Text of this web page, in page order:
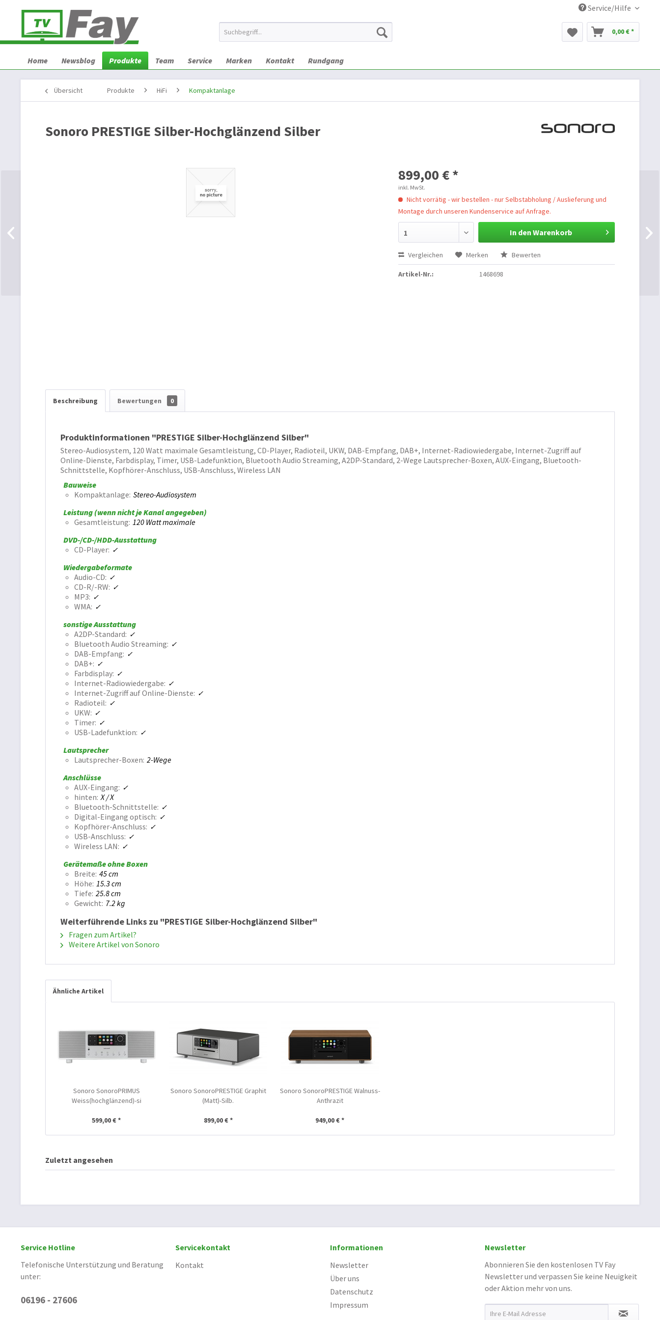
Service/Hilfe
0,00 € *
Home Newsblog Produkte Team Service Marken Kontakt Rundgang
Übersicht Produkte HiFi Kompaktanlage
Sonoro PRESTIGE Silber-Hochglänzend Silber
899,00 € *
inkl. MwSt.
Nicht vorrätig - wir bestellen - nur Selbstabholung / Auslieferung und
Montage durch unseren Kundenservice auf Anfrage.
1 In den Warenkorb
Vergleichen Merken Bewerten
Artikel-Nr.: 1468698
Beschreibung Bewertungen 0
Produktinformationen "PRESTIGE Silber-Hochglänzend Silber"
Stereo-Audiosystem, 120 Watt maximale Gesamtleistung, CD-Player, Radioteil, UKW, DAB-Empfang, DAB+, Internet-Radiowiedergabe, Internet-Zugriff auf
Online-Dienste, Farbdisplay, Timer, USB-Ladefunktion, Bluetooth Audio Streaming, A2DP-Standard, 2-Wege Lautsprecher-Boxen, AUX-Eingang, Bluetooth-
Schnittstelle, Kopfhörer-Anschluss, USB-Anschluss, Wireless LAN
Bauweise
Kompaktanlage Stereo-Audiosystem
Leistung (wenn nicht je Kanal angegeben)
Gesamtleistung 120 Watt maximale
DVD-/CD-/HDD-Ausstattung
CD-Player
Wiedergabeformate
Audio-CD
CD-R/-RW
MP3
WMA
sonstige Ausstattung
A2DP-Standard
Bluetooth Audio Streaming
DAB-Empfang
DAB+
Farbdisplay
Internet-Radiowiedergabe
Internet-Zugriff auf Online-Dienste
Radioteil
UKW
Timer
USB-Ladefunktion
Lautsprecher
Lautsprecher-Boxen 2-Wege
Anschlüsse
AUX-Eingang
hinten X / X
Bluetooth-Schnittstelle
Digital-Eingang optisch
Kopfhörer-Anschluss
USB-Anschluss
Wireless LAN
Gerätemaße ohne Boxen
Breite 45 cm
Höhe 15.3 cm
Tiefe 25.8 cm
Gewicht 7.2 kg
Weiterführende Links zu "PRESTIGE Silber-Hochglänzend Silber"
Fragen zum Artikel?
Weitere Artikel von Sonoro
Ähnliche Artikel
Sonoro SonoroPRIMUS
Weiss(hochglänzend)-si
599,00 € *
Sonoro SonoroPRESTIGE Graphit
(Matt)-Silb.
899,00 € *
Sonoro SonoroPRESTIGE Walnuss-
Anthrazit
949,00 € *
Zuletzt angesehen
Service Hotline
Telefonische Unterstützung und Beratung
unter:
06196 - 27606
Servicekontakt
Kontakt
Informationen
Newsletter
Über uns
Datenschutz
Impressum
Newsletter
Abonnieren Sie den kostenlosen TV Fay
Newsletter und verpassen Sie keine Neuigkeit
oder Aktion mehr von uns.